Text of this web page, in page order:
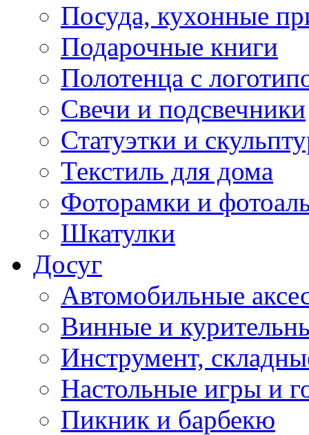
Посуда, кухонные
Подарочные книги
Полотенца с
Свечи и подсвечники
Статуэтки и
Текстиль для дома
Фоторамки и
Шкатулки
Досуг
Автомобильные
Винные и
Инструмент,
Настольные игры и
Пикник и барбекю